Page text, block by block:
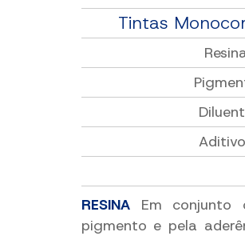
Tintas
RESINA Em conjunto
pigmento e pela